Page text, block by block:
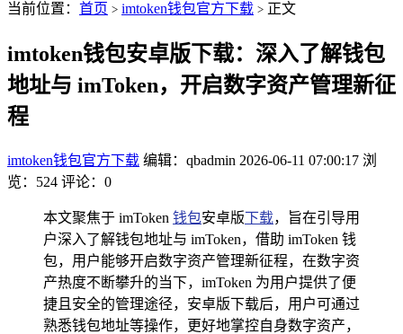
当前位置： 首页 > imtoken钱包官方下载 > 正文
imtoken钱包安卓版下载：深入了解钱包
地址与 imToken，开启数字资产管理新征
程
imtoken钱包官方下载 编辑：qbadmin 2026-06-11 07:00:17 浏
览：524 评论：0
本文聚焦于 imToken 钱包安卓版下载，旨在引导用
户深入了解钱包地址与 imToken，借助 imToken 钱
包，用户能够开启数字资产管理新征程，在数字资
产热度不断攀升的当下，imToken 为用户提供了便
捷且安全的管理途径，安卓版下载后，用户可通过
熟悉钱包地址等操作，更好地掌控自身数字资产，